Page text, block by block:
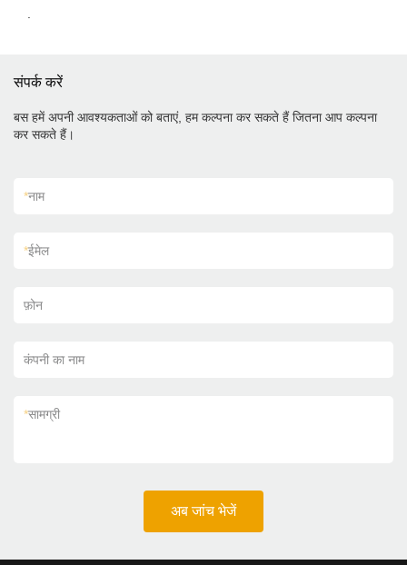
संपर्क करें
बस हमें अपनी आवश्यकताओं को बताएं, हम कल्पना कर सकते हैं जितना आप कल्पना
कर सकते हैं।
*नाम
*ईमेल
फ़ोन
कंपनी का नाम
*सामग्री
अब जांच भेजें